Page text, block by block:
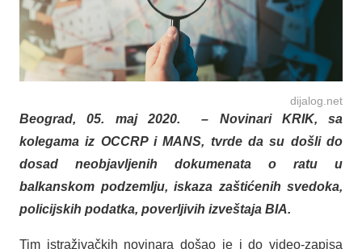
dijalog.net
Beograd, 05. maj 2020. – Novinari KRIK, sa
kolegama iz OCCRP i MANS, tvrde da su došli do
dosad neobjavljenih dokumenata o ratu u
balkanskom podzemlju, iskaza zaštićenih svedoka,
policijskih podatka, poverljivih izveštaja BIA.
Tim istraživačkih novinara došao je i do video-zapisa